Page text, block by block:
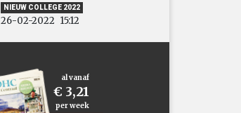
NIEUW COLLEGE 2022
26-02-2022 15:12
al vanaf
€ 3,21
per week